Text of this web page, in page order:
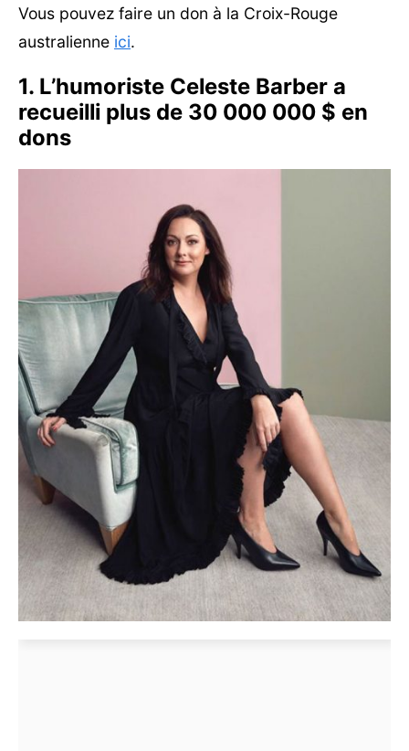
Vous pouvez faire un don à la Croix-Rouge
australienne ici.
1. L’humoriste Celeste Barber a
recueilli plus de 30 000 000 $ en
dons